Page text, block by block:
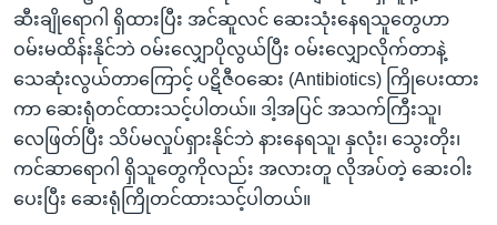
ဆီးချိုရောဂါ ရှိထားပြီး အင်ဆူလင် ဆေးသုံးနေရသူတွေဟာ
ဝမ်းမထိန်းနိုင်ဘဲ ဝမ်းလျှောပိုလွယ်ပြီး ဝမ်းလျှောလိုက်တာနဲ့
သေဆုံးလွယ်တာကြောင့် ပဋိဇီဝဆေး (Antibiotics) ကြိုပေးထား
ကာ ဆေးရုံတင်ထားသင့်ပါတယ်။ ဒါ့အပြင် အသက်ကြီးသူ၊
လေဖြတ်ပြီး သိပ်မလှုပ်ရှားနိုင်ဘဲ နားနေရသူ၊ နှလုံး၊ သွေးတိုး၊
ကင်ဆာရောဂါ ရှိသူတွေကိုလည်း အလားတူ လိုအပ်တဲ့ ဆေးဝါး
ပေးပြီး ဆေးရုံကြိုတင်ထားသင့်ပါတယ်။